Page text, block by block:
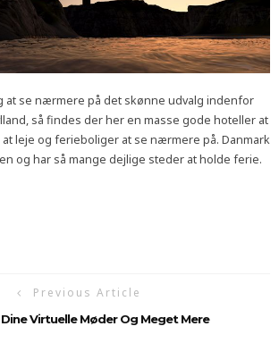
at se nærmere på det skønne udvalg indenfor
så findes der her en masse gode hoteller at
leje og ferieboliger at se nærmere på. Danmark
og har så mange dejlige steder at holde ferie.
Previous Article
Virtuelle Møder Og Meget Mere